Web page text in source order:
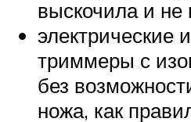
выскочила и не
электрические
триммеры с
без
ножа, как